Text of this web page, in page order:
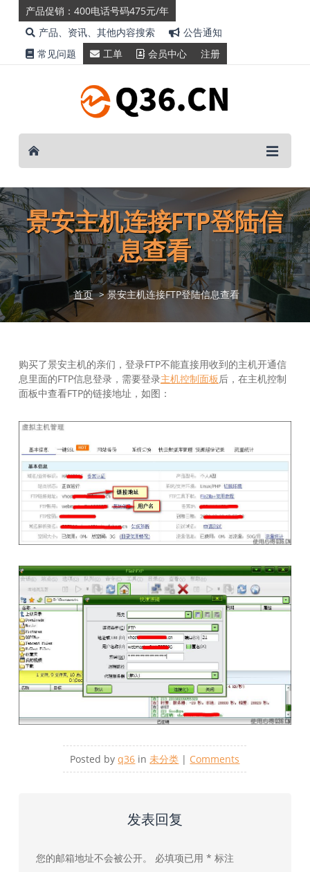
产品促销：400电话号码475元/年
产品、资讯、其他内容搜索
公告通知
常见问题
工单 会员中心 注册
景安主机连接FTP登陆信
息查看
首页 > 景安主机连接FTP登陆信息查看
购买了景安主机的亲们，登录FTP不能直接用收到的主机开通信
息里面的FTP信息登录，需要登录主机控制面板后，在主机控制
面板中查看FTP的链接地址，如图：
Posted byq36 in未分类 | Comments
发表回复
您的邮箱地址不会被公开。 必填项已用 * 标注